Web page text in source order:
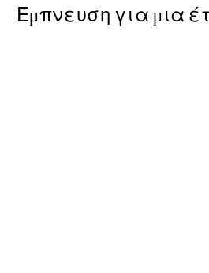
Έμπνευση για μια